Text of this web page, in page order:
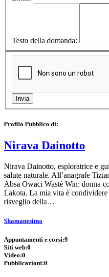
Testo della domanda:
Profilo Pubblico di:
Nirava Dainotto
Nirava Dainotto, esploratrice e
salute naturale. All’anagrafe
Absa Owaci Wastè Win: donna
Lakota. La mia vita è
risveglio della…
Shamanesimo
Appuntamenti e corsi:9
Siti web:0
Video:0
Pubblicazioni:0